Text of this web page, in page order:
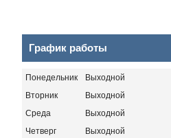
График работы
Понедельник
Выходной
Вторник
Выходной
Среда
Выходной
Четверг
Выходной